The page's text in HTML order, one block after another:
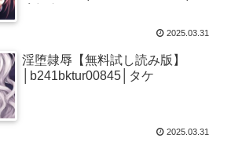
くじん
2025.03.31
淫堕隷辱【無料試し読み版】
│b241bktur00845│タケ
2025.03.31